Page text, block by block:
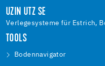
UZIN UTZ SE
Verlegesysteme für Estrich,
TOOLS
Bodennavigator